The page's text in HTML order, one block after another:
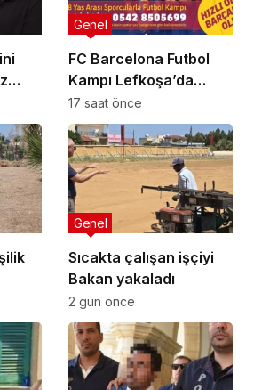
FC Barcelona Futbol
Kampı Lefkoşa’da
Başlıyor
Genel
17 saat önce
Sıcakta çalışan işçiyi
Bakan yakaladı
Genel
2 gün önce